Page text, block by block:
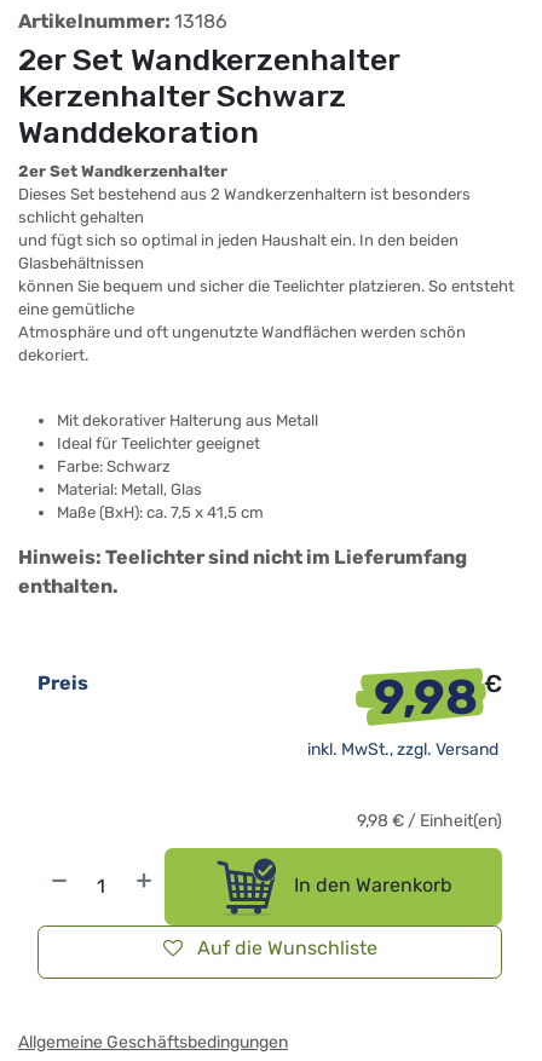
Artikelnummer: 13186
2er Set Wandkerzenhalter
Kerzenhalter Schwarz
Wanddekoration
2er Set Wandkerzenhalter
Dieses Set bestehend aus 2 Wandkerzenhaltern ist besonders
schlicht gehalten
und fügt sich so optimal in jeden Haushalt ein. In den beiden
Glasbehältnissen
können Sie bequem und sicher die Teelichter platzieren. So entsteht
eine gemütliche
Atmosphäre und oft ungenutzte Wandflächen werden schön
dekoriert.
Mit dekorativer Halterung aus Metall
Ideal für Teelichter geeignet
Farbe: Schwarz
Material: Metall, Glas
Maße (BxH): ca. 7,5 x 41,5 cm
Hinweis: Teelichter sind nicht im Lieferumfang
enthalten.
In den Warenkorb
Auf die Wunschliste
Preis 9,98€
inkl. MwSt., zzgl. Versand
9,98 €/ Einheit(en)
Allgemeine Geschäftsbedingungen